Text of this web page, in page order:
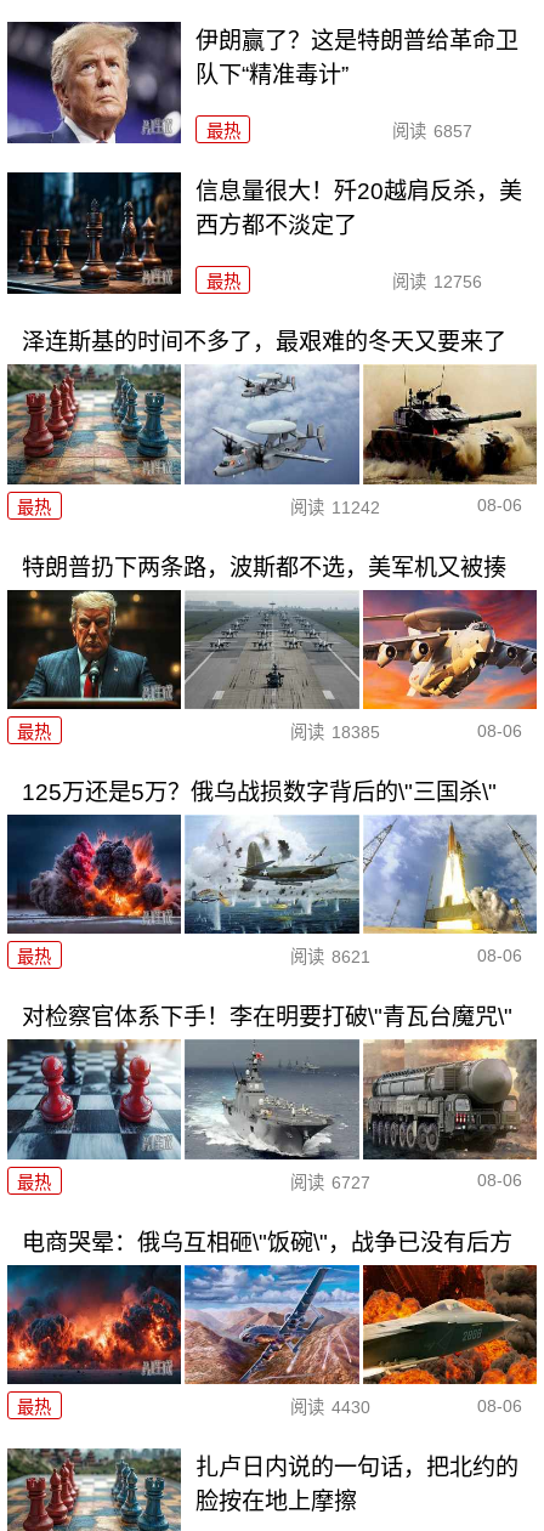
伊朗赢了？这是特朗普给革命卫
队下“精准毒计”
最热 阅读 6857
信息量很大！歼20越肩反杀，美
西方都不淡定了
最热 阅读 12756
泽连斯基的时间不多了，最艰难的冬天又要来了
最热 阅读 11242 08-06
特朗普扔下两条路，波斯都不选，美军机又被揍
最热 阅读 18385 08-06
125万还是5万？俄乌战损数字背后的\"三国杀\"
最热 阅读 8621 08-06
对检察官体系下手！李在明要打破\"青瓦台魔咒\"
最热 阅读 6727 08-06
电商哭晕：俄乌互相砸\"饭碗\"，战争已没有后方
最热 阅读 4430 08-06
扎卢日内说的一句话，把北约的
脸按在地上摩擦